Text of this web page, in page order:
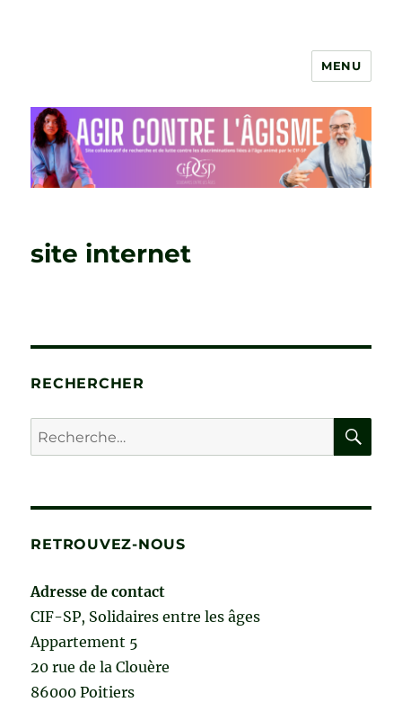
MENU
site internet
RECHERCHER
Recherche
pour :
RETROUVEZ-NOUS
Adresse de contact
CIF-SP, Solidaires entre les âges
Appartement 5
20 rue de la Clouère
86000 Poitiers